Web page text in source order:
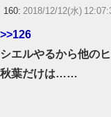
160: 2018/12/12(水)
>>126
シエルやるから他の
秋葉だけは……